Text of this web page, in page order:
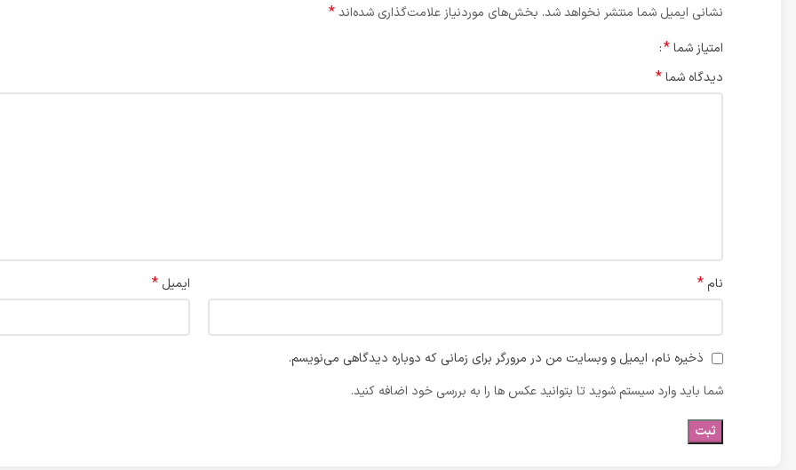
نشانی ایمیل شما منتشر نخواهد شد. بخش‌های موردنیاز علامت‌گذاری شده‌اند*
امتیاز شما*
دیدگاه شما*
نام * ایمیل *
ذخیره نام، ایمیل و وبسایت من در مرورگر برای زمانی که دوباره دیدگاهی می‌نویسم.
شما باید وارد سیستم شوید تا بتوانید عکس ها را به بررسی خود اضافه کنید.